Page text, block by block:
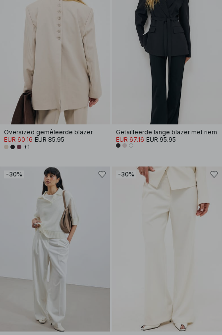
Oversized gemêleerde blazer
EUR 60.16 EUR 85.95
+1
Getailleerde lange blazer met riem
EUR 67.16 EUR 95.95
-30% -30%